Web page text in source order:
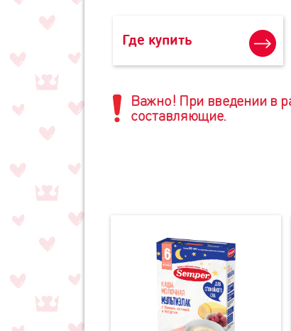
Где купить
Важно! При введении в
составляющие.